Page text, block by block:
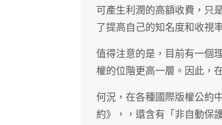
可產生利潤的高額收費，只
了提高自己的知名度和收視
值得注意的是，目前有一個
權的位階更高一層。因此，
何況，在各種國際版權公約
約》，，還含有「非自動保